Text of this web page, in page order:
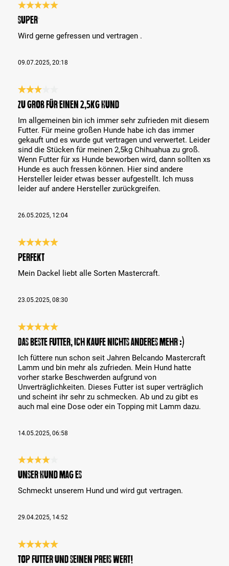
Bewertung mit 5 von 5 Sternen
Super
Wird gerne gefressen und vertragen .
09.07.2025, 20:18
Bewertung mit 3 von 5 Sternen
zu groß für einen 2,5kg Hund
Im allgemeinen bin ich immer sehr zufrieden mit diesem
Futter. Für meine großen Hunde habe ich das immer
gekauft und es wurde gut vertragen und verwertet. Leider
sind die Stücken für meinen 2,5kg Chihuahua zu groß.
Wenn Futter für xs Hunde beworben wird, dann sollten xs
Hunde es auch fressen können. Hier sind andere
Hersteller leider etwas besser aufgestellt. Ich muss
leider auf andere Hersteller zurückgreifen.
26.05.2025, 12:04
Bewertung mit 5 von 5 Sternen
Perfekt
Mein Dackel liebt alle Sorten Mastercraft.
23.05.2025, 08:30
Bewertung mit 5 von 5 Sternen
Das beste Futter, ich kaufe nichts anderes mehr :)
Ich füttere nun schon seit Jahren Belcando Mastercraft
Lamm und bin mehr als zufrieden. Mein Hund hatte
vorher starke Beschwerden aufgrund von
Unverträglichkeiten. Dieses Futter ist super verträglich
und scheint ihr sehr zu schmecken. Ab und zu gibt es
auch mal eine Dose oder ein Topping mit Lamm dazu.
14.05.2025, 06:58
Bewertung mit 4 von 5 Sternen
Unser Hund mag es
Schmeckt unserem Hund und wird gut vertragen.
29.04.2025, 14:52
Bewertung mit 5 von 5 Sternen
TOP Futter und seinen Preis wert!